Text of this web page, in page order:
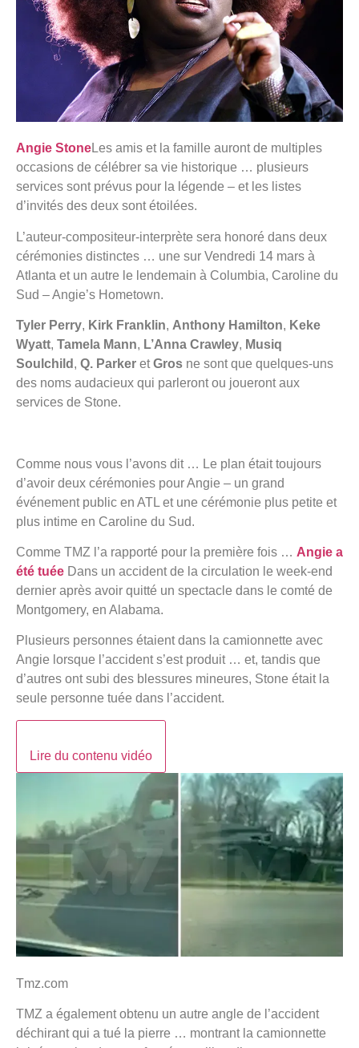
Angie StoneLes amis et la famille auront de multiples
occasions de célébrer sa vie historique … plusieurs
services sont prévus pour la légende – et les listes
d’invités des deux sont étoilées.
L’auteur-compositeur-interprète sera honoré dans deux
cérémonies distinctes … une sur Vendredi 14 mars à
Atlanta et un autre le lendemain à Columbia, Caroline du
Sud – Angie’s Hometown.
Tyler Perry, Kirk Franklin, Anthony Hamilton, Keke
Wyatt, Tamela Mann, L’Anna Crawley, Musiq
Soulchild , Q. Parker etGros ne sont que quelques-uns
des noms audacieux qui parleront ou joueront aux
services de Stone.
Comme nous vous l’avons dit … Le plan était toujours
d’avoir deux cérémonies pour Angie – un grand
événement public en ATL et une cérémonie plus petite et
plus intime en Caroline du Sud.
Comme TMZ l’a rapporté pour la première fois … Angie a
été tuée Dans un accident de la circulation le week-end
dernier après avoir quitté un spectacle dans le comté de
Montgomery, en Alabama.
Plusieurs personnes étaient dans la camionnette avec
Angie lorsque l’accident s’est produit … et, tandis que
d’autres ont subi des blessures mineures, Stone était la
seule personne tuée dans l’accident.
Lire du contenu vidéo
Tmz.com
TMZ a également obtenu un autre angle de l’accident
déchirant qui a tué la pierre … montrant la camionnette